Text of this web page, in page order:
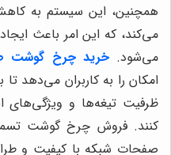
همچنین، این سیستم به
می‌کند، که این امر باعث
می‌شود.خرید چرخ گوشت
امکان را به کاربران می‌دهد تا
ظرفیت تیغه‌ها و ویژگی‌های
کنند. فروش چرخ گوشت تسمه
صفحات شبکه با کیفیت و